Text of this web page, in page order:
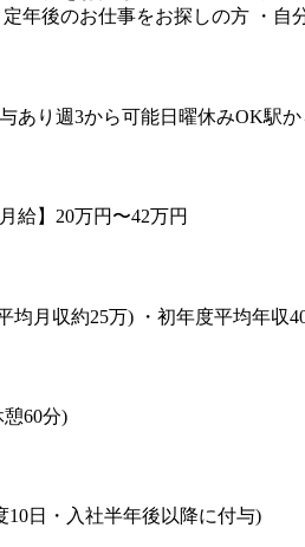
年後のお仕事をお探しの方 ・
あり 週3から可能日曜休みOK駅か
給】20万円〜42万円
月収約25万) ・初年度平均年収
60分)
10日・入社半年後以降に付与)